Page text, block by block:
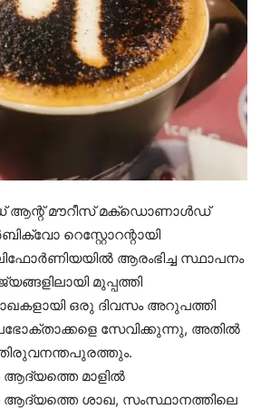
ആന്റ് മൗറീസ് മക്ഡൊണാൾഡ്
റെസ്റ്റോറന്റായി
ആരംഭിച്ച സ്ഥാപനം
മുപ്പത്തി
ഒരു ദിവസം അറുപത്തി
സേവിക്കുന്നു, അതിൽ
മാളിൽ
ശാഖ, സംസ്ഥാനത്തിലെ